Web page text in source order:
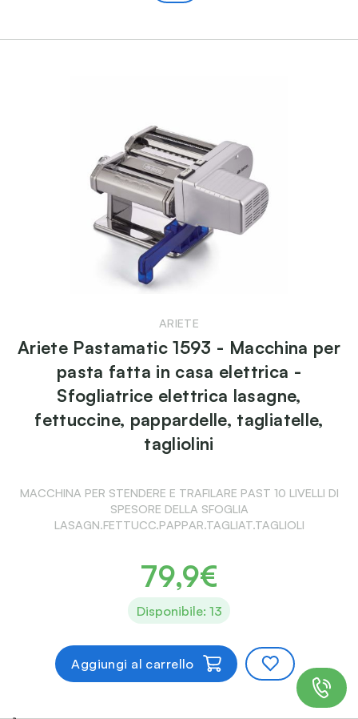
ARIETE
Ariete Pastamatic 1593 - Macchina per
pasta fatta in casa elettrica -
Sfogliatrice elettrica lasagne,
fettuccine, pappardelle, tagliatelle,
tagliolini
MACCHINA PER STENDERE E TRAFILARE PAST 10 LIVELLI DI
SPESORE DELLA SFOGLIA
LASAGN.FETTUCC.PAPPAR.TAGLIAT.TAGLIOLI
79,9€
Disponibile: 13
Aggiungi al carrello